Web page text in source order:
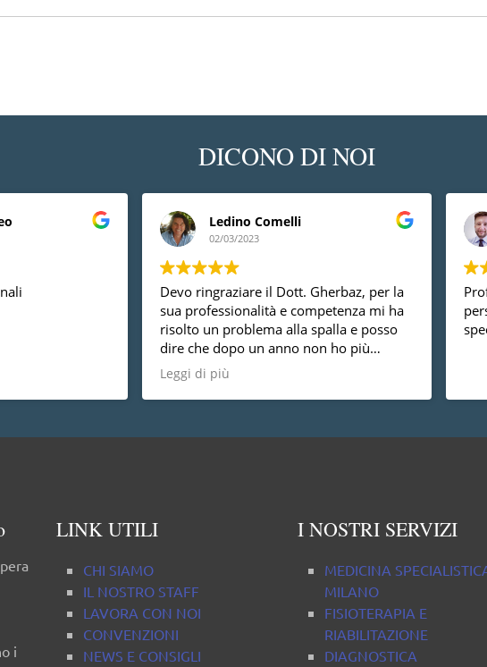
DICONO DI NOI
Gherbaz, per la
Andrea Diana
26/02/2023
Professionalità e cortesia di tutto il
personale, ampia gamma di
specializzazioni, consigliato.
i
LINK UTILI
CHI SIAMO
IL NOSTRO STAFF
LAVORA CON NOI
CONVENZIONI
NEWS E CONSIGLI
I NOSTRI SERVIZI
MEDICINA
MILANO
FISIOTERAPIA E
RIABILITAZIONE
DIAGNOSTICA